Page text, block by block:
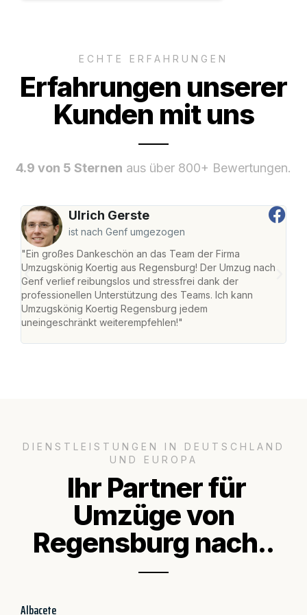
ECHTE ERFAHRUNGEN
Erfahrungen unserer
Kunden mit uns
4.9 von 5 Sternen aus über 800+ Bewertungen.
Ulrich Gerste
ist nach Genf umgezogen
"Ein großes Dankeschön an das Team der Firma
Umzugskönig Koertig aus Regensburg! Der Umzug nach
Genf verlief reibungslos und stressfrei dank der
professionellen Unterstützung des Teams. Ich kann
Umzugskönig Koertig Regensburg jedem
uneingeschränkt weiterempfehlen!"
DIENSTLEISTUNGEN IN DEUTSCHLAND
UND EUROPA
Ihr Partner für
Umzüge von
Regensburg nach..
Albacete